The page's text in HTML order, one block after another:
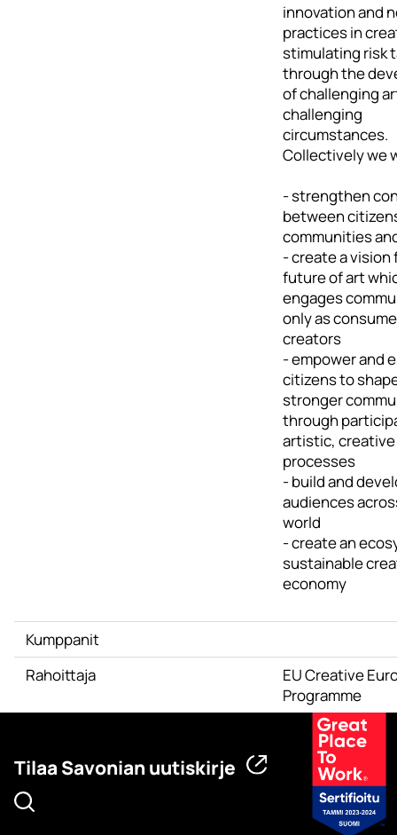
innovation and
practices in
stimulating risk
through the
of challenging
challenging
circumstances.
Collectively we
- strengthen
between
communities
- create a vision
future of art
engages
only as
creators
- empower and
citizens to
stronger
through
artistic, creative
processes
- build and
audiences
world
- create an
sustainable
economy
Kumppanit
Rahoittaja
EU Creative
Programme
Tilaa Savonian uutiskirje